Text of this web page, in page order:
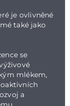
je ovlivněné
také jako
se
mlékem,
a